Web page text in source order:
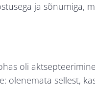
ja sõnumiga,
oli
olenemata sellest,